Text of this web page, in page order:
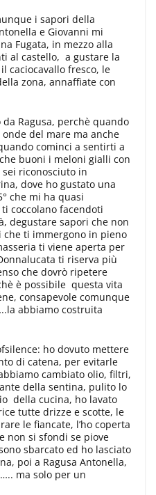
i sapori della
e Giovanni mi
Fugata, in mezzo alla
al castello, a gustare la
caciocavallo fresco, le
zona, annaffiate con
Ragusa, perchè quando
del mare ma anche
cominci a sentirti a
buoni i meloni gialli con
riconosciuto in
dove ho gustato una
che mi ha quasi
coccolano facendoti
degustare sapori che non
che ti immergono in pieno
ti viene aperta per
ti riserva più
che dovrò ripetere
è possibile questa vita
consapevole comunque
abbiamo costruita
ho dovuto mettere
di catena, per evitarle
cambiato olio, filtri,
della sentina, pulito lo
della cucina, ho lavato
tutte drizze e scotte, le
le fiancate, l’ho coperta
non si sfondi se piove
sbarcato ed ho lasciato
poi a Ragusa Antonella,
ma solo per un